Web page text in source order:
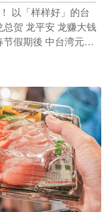
以「样样好」的台
贺 龙平安 龙赚大钱
假期後 中台湾元宵
和 卢秀燕市长一起
间｜17:00-21:30（开
台中市中央公园 更
台中观光旅游网
。